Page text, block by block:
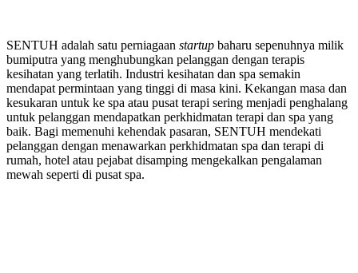
SENTUH adalah satu perniagaan startup baharu sepenuhnya milik
bumiputra yang menghubungkan pelanggan dengan terapis
kesihatan yang terlatih. Industri kesihatan dan spa semakin
mendapat permintaan yang tinggi di masa kini. Kekangan masa dan
kesukaran untuk ke spa atau pusat terapi sering menjadi penghalang
untuk pelanggan mendapatkan perkhidmatan terapi dan spa yang
baik. Bagi memenuhi kehendak pasaran, SENTUH mendekati
pelanggan dengan menawarkan perkhidmatan spa dan terapi di
rumah, hotel atau pejabat disamping mengekalkan pengalaman
mewah seperti di pusat spa.